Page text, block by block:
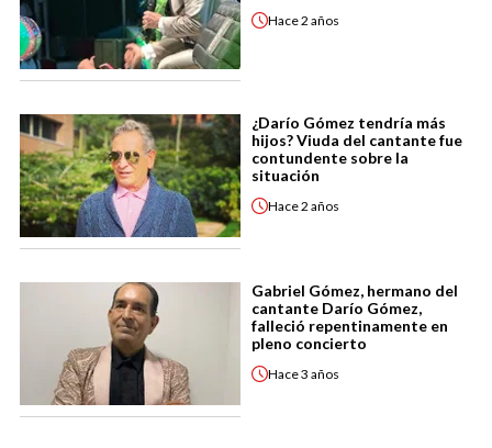
Hace2 años
¿Darío Gómez tendría más
hijos? Viuda del cantante fue
contundente sobre la
situación
Hace2 años
Gabriel Gómez, hermano del
cantante Darío Gómez,
falleció repentinamente en
pleno concierto
Hace3 años